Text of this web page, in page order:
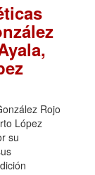
Rojo
López
su